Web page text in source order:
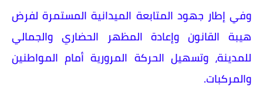
وفي إطار جهود المتابعة الميدانية المستمرة لفرض
هيبة القانون وإعادة المظهر الحضاري والجمالي
للمدينة، وتسهيل الحركة المرورية أمام المواطنين
والمركبات.